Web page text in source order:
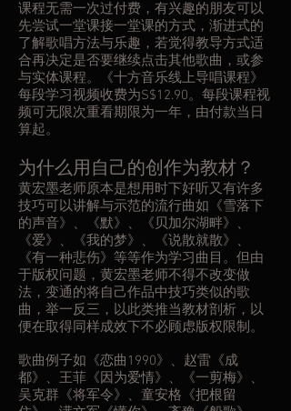
课程无需一次过付费，有兴趣的朋友可以
先尝试一堂课接一堂课的方式，渐进式的
了解歌唱方法与乐趣，若觉得教导方式适
合再决定是否要继续点击其他歌曲，或参
与实体课程。《十方音乐线上导唱课程》
每段学习视频收费为S$12.90。每段课程视
频可无限次重看期限为一年，由付款当日
算起。
为什么用自己的创作为教材？
黄宏墨老师原本是想用时下好听又有许多
技巧可以讲解与示范的流行曲如《雪落下
的声音》、《默》、《贝加尔湖畔》、
《爱》、《我的梦》、《说散就散》、
《有一种悲伤》等等作为学习曲目。但由
于版权问题，黄宏墨老师不得不改变做
法，变通的将自己作品中技巧类似的歌
曲，举一反三，以此类推当教材剖析，以
便在取得同样成效下不必顾虑版权限制。
歌曲例子如《恋曲1990》、赵雷《成
都》、王菲《因为爱情》、《一剪梅》、
吴克群《将军令》、童安格《把根留